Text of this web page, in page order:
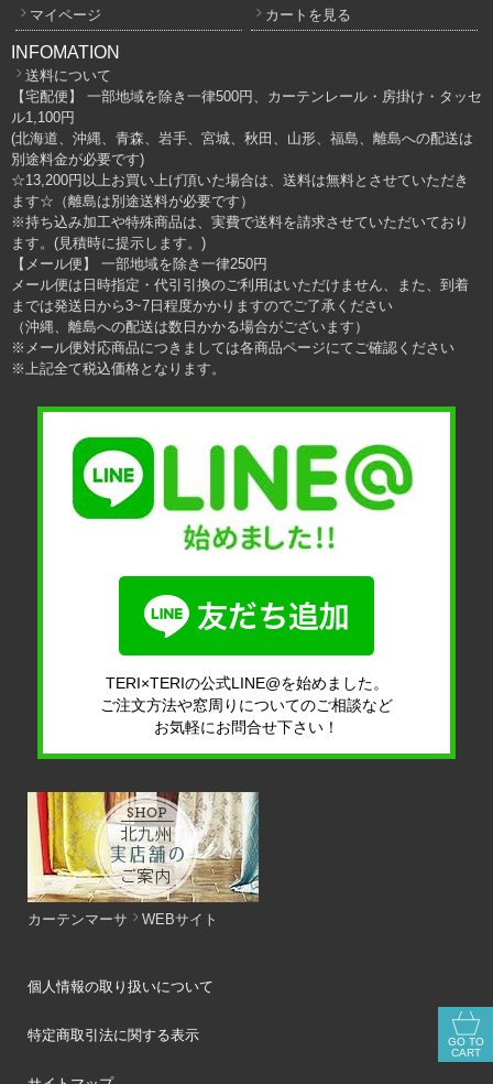
マイページ カートを見る
INFOMATION
送料について
【宅配便】 一部地域を除き一律500円、カーテンレール・房掛け・タッセ
ル1,100円
(北海道、沖縄、青森、岩手、宮城、秋田、山形、福島、離島への配送は
別途料金が必要です)
☆13,200円以上お買い上げ頂いた場合は、送料は無料とさせていただき
ます☆（離島は別途送料が必要です）
※持ち込み加工や特殊商品は、実費で送料を請求させていただいており
ます。(見積時に提示します。)
【メール便】 一部地域を除き一律250円
メール便は日時指定・代引引換のご利用はいただけません、また、到着
までは発送日から3~7日程度かかりますのでご了承ください
（沖縄、離島への配送は数日かかる場合がございます）
※メール便対応商品につきましては各商品ページにてご確認ください
※上記全て税込価格となります。
TERI×TERIの公式LINE@を始めました。
ご注文方法や窓周りについてのご相談など
お気軽にお問合せ下さい！
カーテンマーサ WEBサイト
個人情報の取り扱いについて
特定商取引法に関する表示
GO TO
CART